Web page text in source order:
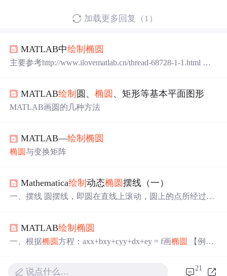
加载更多回复（1）
MATLAB中绘制椭圆
主要参考http://www.ilovematlab.cn/thread-68728-1-1.html 添
3*y*y + 4*x + 5*y = 6 第一种方法：调用MATLAB自带的ez
plot函数画椭圆 >>
MATLAB绘制 圆、椭圆 、矩形等基本平面图形
MATLAB画圆的几种方法
MATLAB—绘制椭圆
椭圆与变换矩阵
Mathematica绘制动态椭圆摆线（一）
一、摆线 圆摆线，即圆在直线上滚动，圆上的点所经过的
数方程绘制动态过程，以角度θ为变量，其半径设为1，转
一圈正好2π。从中可以看出的是，圆的特别之处是，半径
弧长。观察其参数方程可知，摆线轨迹都是...
MATLAB绘制椭圆
一、根据椭圆方程：axx+bxy+cyy+dx+ey = f画椭圆
【例
*y+3*y^2+4*x+5*y = 6') axis([-6 3 -3 3]); 图形如下所示： 第
说点什么… 21